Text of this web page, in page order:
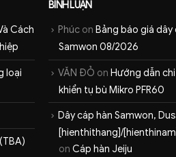
Cách
loại
BÌNH LUẬN
Phúc on Bảng báo giá dây
Samwon 08/2026
VĂN ĐỎ on Hướng dẫn
khiển tụ bù Mikro PFR60
Dây cáp hàn Samwon,
[hienthithang]/
on Cáp hàn Jeiju